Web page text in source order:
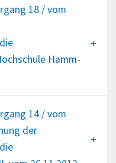
18 / vom
Hamm-
14 / vom
der